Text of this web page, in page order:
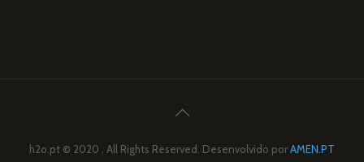
h2o.pt © 2020 . All Rights Reserved. Desenvolvido porAMEN.PT